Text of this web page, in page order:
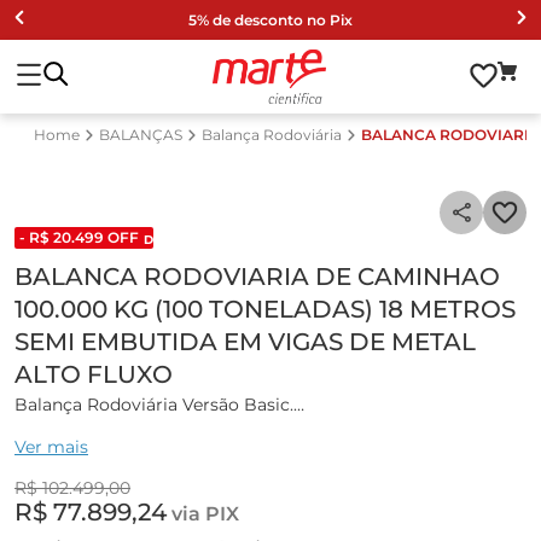
5% de desconto no Pix
BALANÇAS Balança Rodoviária BALANCA
- R$ 20.499 OFF DESCONTO DE LISTA 2024
BALANCA RODOVIARIA DE CAMINHAO
100.000 KG (100 TONELADAS) 18 METROS
SEMI EMBUTIDA EM VIGAS DE METAL
ALTO FLUXO
Balança Rodoviária Versão Basic.
Estrutura Metálica:
Projetada com base em critérios rigorosos, a Marte
Científica emprega, em todas as suas estruturas metálicas,
Ver mais
R$ 102.499,00
R$ 77.899,24via PIX